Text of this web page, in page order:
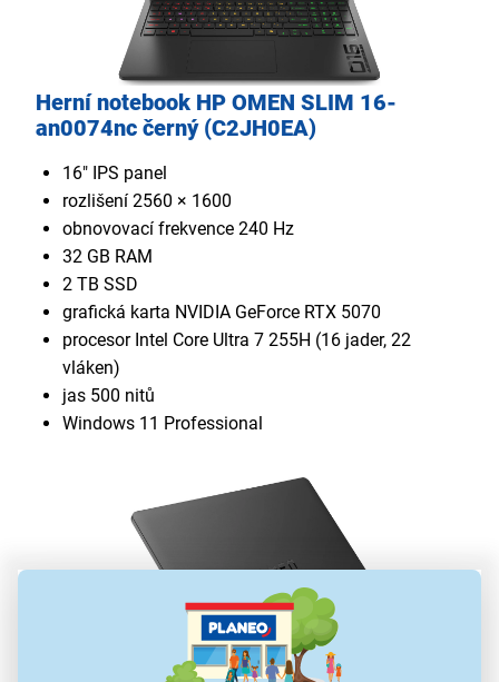
Herní notebook HP OMEN SLIM 16-
an0074nc černý (C2JH0EA)
16" IPS panel
rozlišení 2560 × 1600
obnovovací frekvence 240 Hz
32 GB RAM
2 TB SSD
grafická karta NVIDIA GeForce RTX 5070
procesor Intel Core Ultra 7 255H (16 jader, 22
vláken)
jas 500 nitů
Windows 11 Professional